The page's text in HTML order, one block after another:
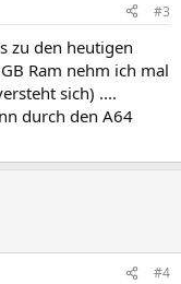
#3
zu den heutigen
Ram nehm ich mal
sich) ....
durch den A64
#4